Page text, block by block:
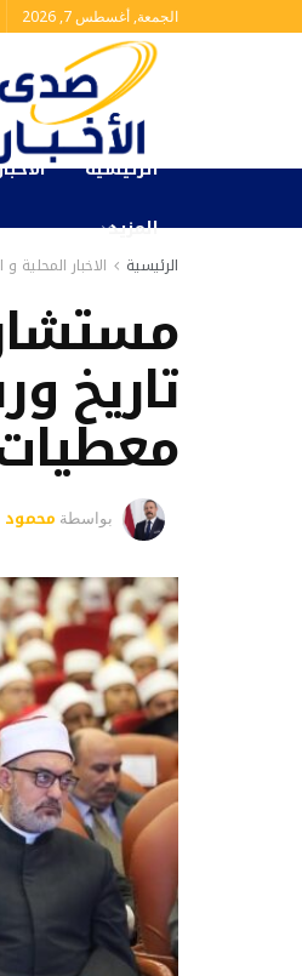
الجمعة, أغسطس 7, 2026
الرئيسية
المزيد
الرئيسية الاخبار المحلية
تاريخ
معطيات
بواسطة محمود